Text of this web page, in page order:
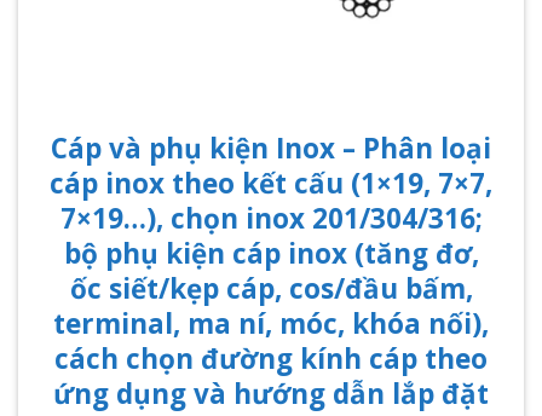
Cáp và phụ kiện Inox – Phân loại
cáp inox theo kết cấu (1×19, 7×7,
7×19…), chọn inox 201/304/316;
bộ phụ kiện cáp inox (tăng đơ,
ốc siết/kẹp cáp, cos/đầu bấm,
terminal, ma ní, móc, khóa nối),
cách chọn đường kính cáp theo
ứng dụng và hướng dẫn lắp đặt